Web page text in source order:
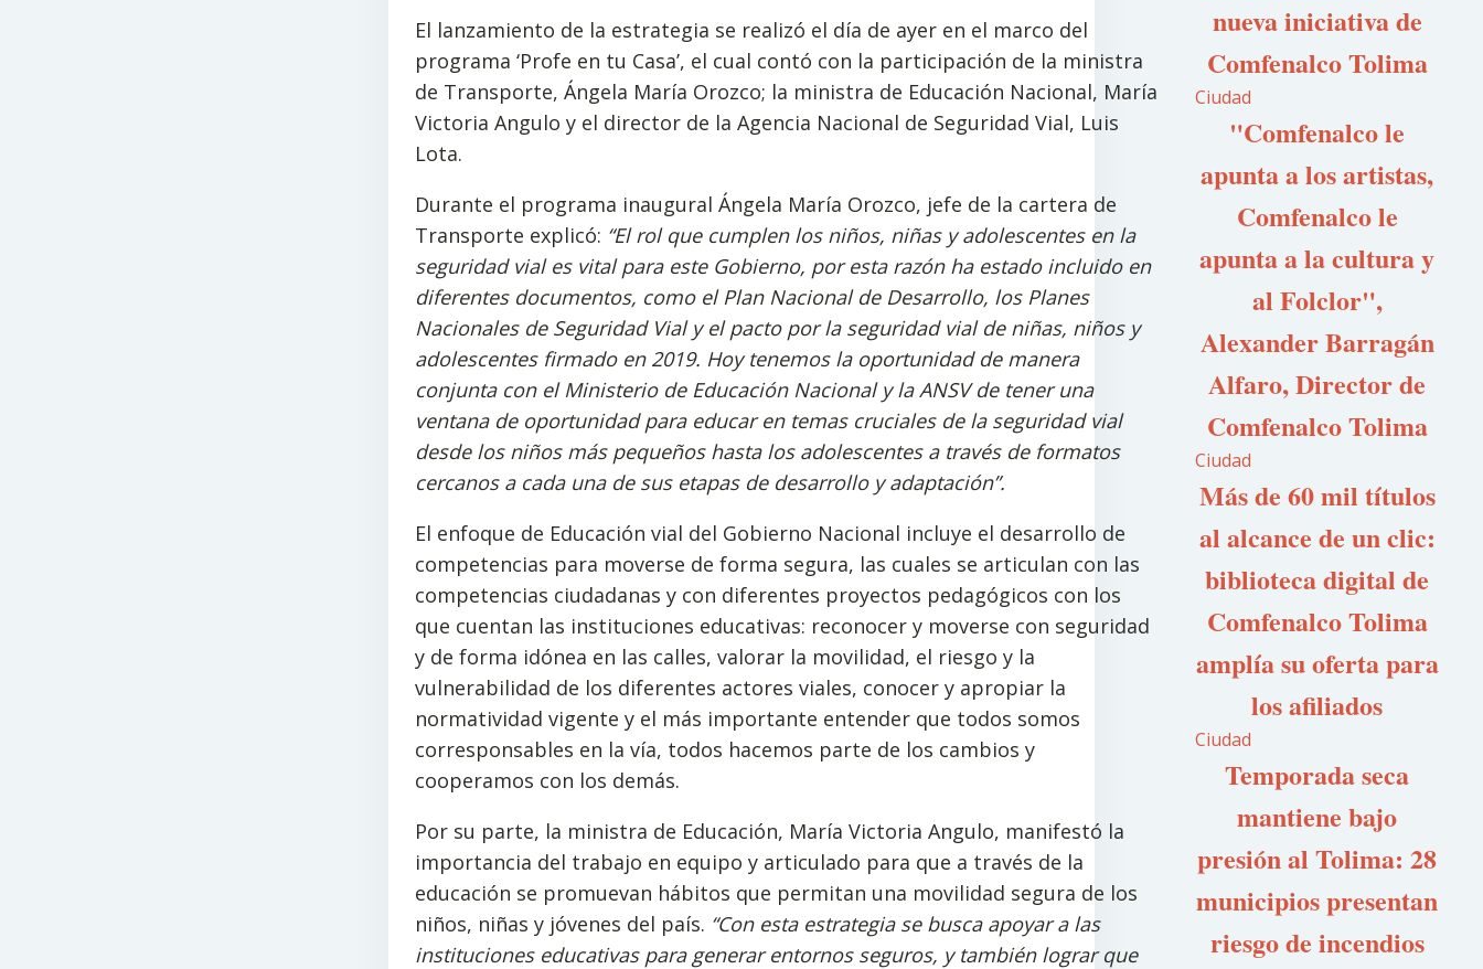
El lanzamiento de la estrategia se realizó el día de ayer en el marco del
programa ‘Profe en tu Casa’, el cual contó con la participación de la ministra
de Transporte, Ángela María Orozco; la ministra de Educación Nacional, María
Victoria Angulo y el director de la Agencia Nacional de Seguridad Vial, Luis
Lota.
Durante el programa inaugural Ángela María Orozco, jefe de la cartera de
Transporte explicó: “El rol que cumplen los niños, niñas y adolescentes en la
seguridad vial es vital para este Gobierno, por esta razón ha estado incluido en
diferentes documentos, como el Plan Nacional de Desarrollo, los Planes
Nacionales de Seguridad Vial y el pacto por la seguridad vial de niñas, niños y
adolescentes firmado en 2019. Hoy tenemos la oportunidad de manera
conjunta con el Ministerio de Educación Nacional y la ANSV de tener una
ventana de oportunidad para educar en temas cruciales de la seguridad vial
desde los niños más pequeños hasta los adolescentes a través de formatos
cercanos a cada una de sus etapas de desarrollo y adaptación”.
El enfoque de Educación vial del Gobierno Nacional incluye el desarrollo de
competencias para moverse de forma segura, las cuales se articulan con las
competencias ciudadanas y con diferentes proyectos pedagógicos con los
que cuentan las instituciones educativas: reconocer y moverse con seguridad
y de forma idónea en las calles, valorar la movilidad, el riesgo y la
vulnerabilidad de los diferentes actores viales, conocer y apropiar la
normatividad vigente y el más importante entender que todos somos
corresponsables en la vía, todos hacemos parte de los cambios y
cooperamos con los demás.
Por su parte, la ministra de Educación, María Victoria Angulo, manifestó la
importancia del trabajo en equipo y articulado para que a través de la
educación se promuevan hábitos que permitan una movilidad segura de los
niños, niñas y jóvenes del país. “Con esta estrategia se busca apoyar a las
instituciones educativas para generar entornos seguros, y también lograr que
nueva iniciativa de
Comfenalco Tolima
Ciudad
"Comfenalco le
apunta a los artistas,
Comfenalco le
apunta a la cultura y
al Folclor",
Alexander Barragán
Alfaro, Director de
Comfenalco Tolima
Ciudad
Más de 60 mil títulos
al alcance de un clic:
biblioteca digital de
Comfenalco Tolima
amplía su oferta para
los afiliados
Ciudad
Temporada seca
mantiene bajo
presión al Tolima: 28
municipios presentan
riesgo de incendios